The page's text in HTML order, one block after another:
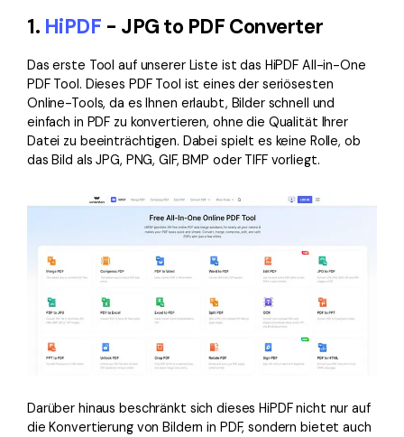
1. HiPDF - JPG to PDF Converter
Das erste Tool auf unserer Liste ist das HiPDF All-in-One
PDF Tool. Dieses PDF Tool ist eines der seriösesten
Online-Tools, da es Ihnen erlaubt, Bilder schnell und
einfach in PDF zu konvertieren, ohne die Qualität Ihrer
Datei zu beeinträchtigen. Dabei spielt es keine Rolle, ob
das Bild als JPG, PNG, GIF, BMP oder TIFF vorliegt.
Darüber hinaus beschränkt sich dieses HiPDF nicht nur auf
die Konvertierung von Bildern in PDF, sondern bietet auch